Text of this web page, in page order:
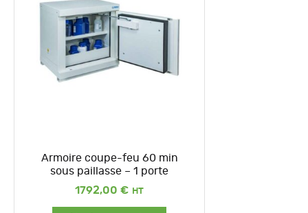
Armoire coupe-feu 60 min
sous paillasse – 1 porte
1792,00 €